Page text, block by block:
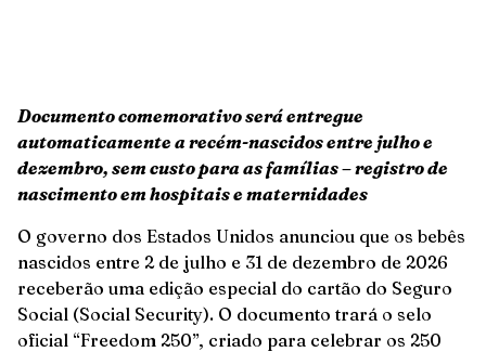
Documento comemorativo será entregue
automaticamente a recém-nascidos entre julho e
dezembro, sem custo para as famílias – registro de
nascimento em hospitais e maternidades
O governo dos Estados Unidos anunciou que os bebês
nascidos entre 2 de julho e 31 de dezembro de 2026
receberão uma edição especial do cartão do Seguro
Social (Social Security). O documento trará o selo
oficial “Freedom 250”, criado para celebrar os 250